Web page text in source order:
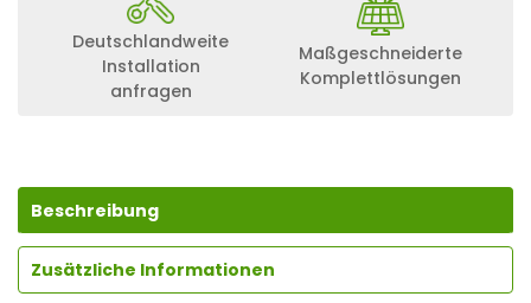
Deutschlandweite
Installation
anfragen
Maßgeschneiderte
Komplettlösungen
Beschreibung
Zusätzliche Informationen